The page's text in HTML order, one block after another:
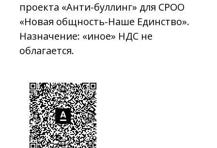
проекта «Анти-буллинг» для СРОО
«Новая общность-Наше Единство».
Назначение: «иное» НДС не
облагается.